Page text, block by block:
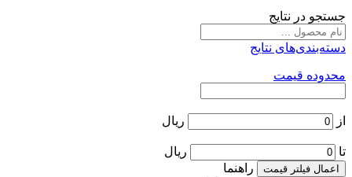
جستجو در نتایج
دسته‌بندی‌های نتایج
محدوده قیمت
از ریال
تا ریال
اعمال فیلتر قیمت
راهنما